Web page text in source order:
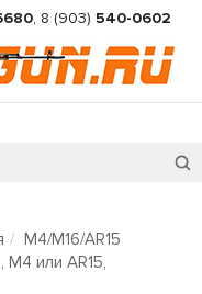
, 8 (903) 540-0602
M4/M16/AR15
M4 или AR15,